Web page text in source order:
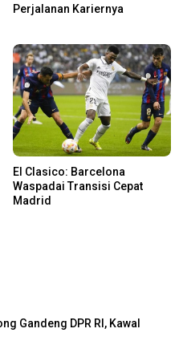
Perjalanan Kariernya
El Clasico: Barcelona
Waspadai Transisi Cepat
Madrid
Gandeng DPR RI, Kawal